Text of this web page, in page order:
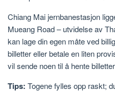
Chiang Mai jernbanestasjon
Mueang Road – utvidelse av
kan lage din egen måte ved
billetter eller betale en liten
vil sende noen til å hente
Tips: Togene fylles opp raskt;